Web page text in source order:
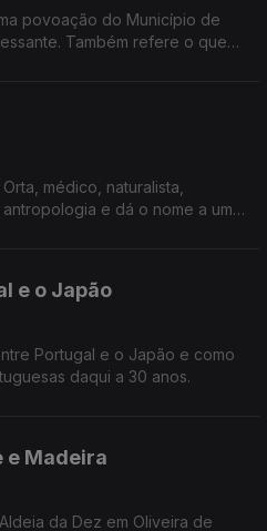
povoação do Município de
Também refere o que
médico, naturalista,
e dá o nome a um
e o Japão
Portugal e o Japão e como
daqui a 30 anos.
e Madeira
da Dez em Oliveira de